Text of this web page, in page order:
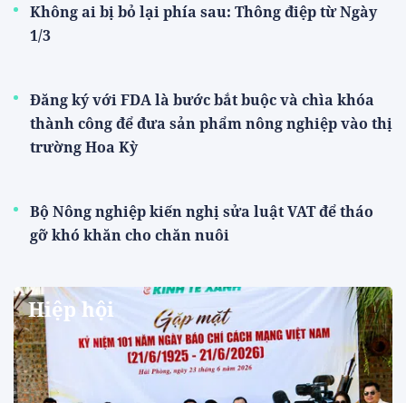
Không ai bị bỏ lại phía sau: Thông điệp từ Ngày
1/3
Đăng ký với FDA là bước bắt buộc và chìa khóa
thành công để đưa sản phẩm nông nghiệp vào thị
trường Hoa Kỳ
Bộ Nông nghiệp kiến nghị sửa luật VAT để tháo
gỡ khó khăn cho chăn nuôi
Hiệp hội